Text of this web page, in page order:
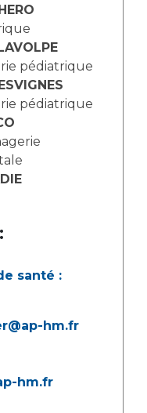
13
de Biologie
d'Infectiologie
Rares
pédiatrique
pédiatrique
santé :
hm.fr
hm.fr